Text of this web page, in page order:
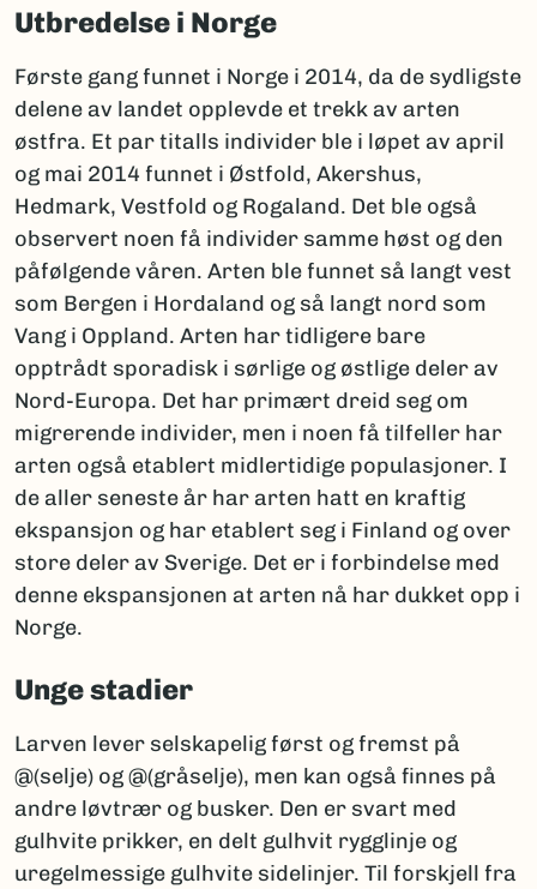
Utbredelse i Norge
Første gang funnet i Norge i 2014, da de sydligste
delene av landet opplevde et trekk av arten
østfra. Et par titalls individer ble i løpet av april
og mai 2014 funnet i Østfold, Akershus,
Hedmark, Vestfold og Rogaland. Det ble også
observert noen få individer samme høst og den
påfølgende våren. Arten ble funnet så langt vest
som Bergen i Hordaland og så langt nord som
Vang i Oppland. Arten har tidligere bare
opptrådt sporadisk i sørlige og østlige deler av
Nord-Europa. Det har primært dreid seg om
migrerende individer, men i noen få tilfeller har
arten også etablert midlertidige populasjoner. I
de aller seneste år har arten hatt en kraftig
ekspansjon og har etablert seg i Finland og over
store deler av Sverige. Det er i forbindelse med
denne ekspansjonen at arten nå har dukket opp i
Norge.
Unge stadier
Larven lever selskapelig først og fremst på
@(selje) og @(gråselje), men kan også finnes på
andre løvtrær og busker. Den er svart med
gulhvite prikker, en delt gulhvit rygglinje og
uregelmessige gulhvite sidelinjer. Til forskjell fra